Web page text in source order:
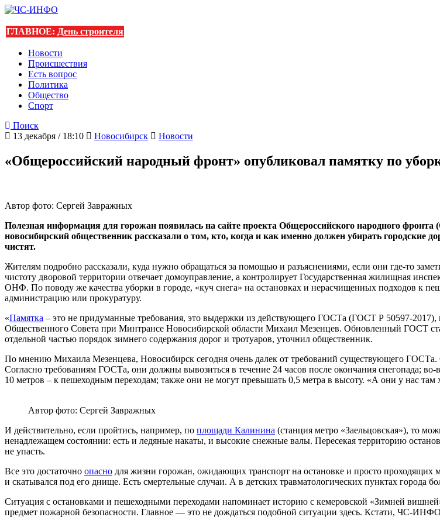
ГЛАВНОЕ: День строителя
Новости
Происшествия
Есть вопрос
Политика
Общество
Спорт
Поиск
13 декабря / 18:10
Новосибирск Новости
«Общероссийский народный фронт» опубликовал памятку по
Автор фото: Сергей Завражных
Полезная информация для горожан появилась на сайте проекта Общероссийского народного
новосибирский общественник рассказали о том, кто, когда и как именно должен убирать городские
чистят.
Жителям подробно рассказали, куда нужно обращаться за помощью и разъяснениями, если они где-то
чистоту дворовой территории отвечает домоуправление, а контролирует Государственная жилищная
ОНФ. По поводу же качества уборки в городе, «куч снега» на остановках и нерасчищенных подходов к
администрацию или прокуратуру.
«Памятка – это не придуманные требования, это выдержки из действующего ГОСТа (ГОСТ Р 50597-2017),
Общественного Совета при Минтрансе Новосибирской области Михаил Мезенцев. Обновленный ГОСТ
отдельной частью порядок зимнего содержания дорог и тротуаров, уточнил общественник.
По мнению Михаила Мезенцева, Новосибирск сегодня очень далек от требований существующего
Согласно требованиям ГОСТа, они должны вывозиться в течение 24 часов после окончания снегопада;
10 метров – к пешеходным переходам; также они не могут превышать 0,5 метра в высоту. «А они у нас
Автор фото: Сергей Завражных
И действительно, если пройтись, например, по площади Калинина (станция метро «Заельцовская»), то
ненадлежащем состоянии: есть и ледяные накаты, и высокие снежные валы. Пересекая территорию
не упасть.
Все это достаточно опасно для жизни горожан, ожидающих транспорт на остановке и просто проходящих
и скатывался под его днище. Есть смертельные случаи. А в детских травматологических пунктах города
Ситуация с остановками и пешеходными переходами напоминает историю с кемеровской «Зимней
предмет пожарной безопасности. Главное — это не дождаться подобной ситуации здесь. Кстати, ЧС-